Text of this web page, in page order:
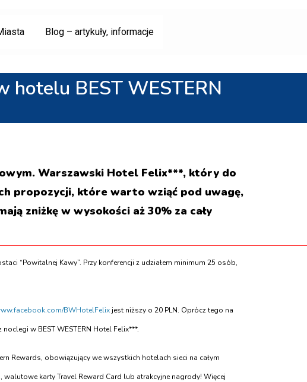
Blog – artykuły, informacje
hotelu BEST WESTERN
Warszawski Hotel Felix***, który do
propozycji, które warto wziąć pod uwagę,
zniżkę w wysokości aż 30% za cały
“Powitalnej Kawy”. Przy konferencji z udziałem minimum 25 osób,
BWHotelFelix jest niższy o 20 PLN. Oprócz tego na
w BEST WESTERN Hotel Felix***.
Rewards, obowiązujący we wszystkich hotelach sieci na całym
karty Travel Reward Card lub atrakcyjne nagrody! Więcej